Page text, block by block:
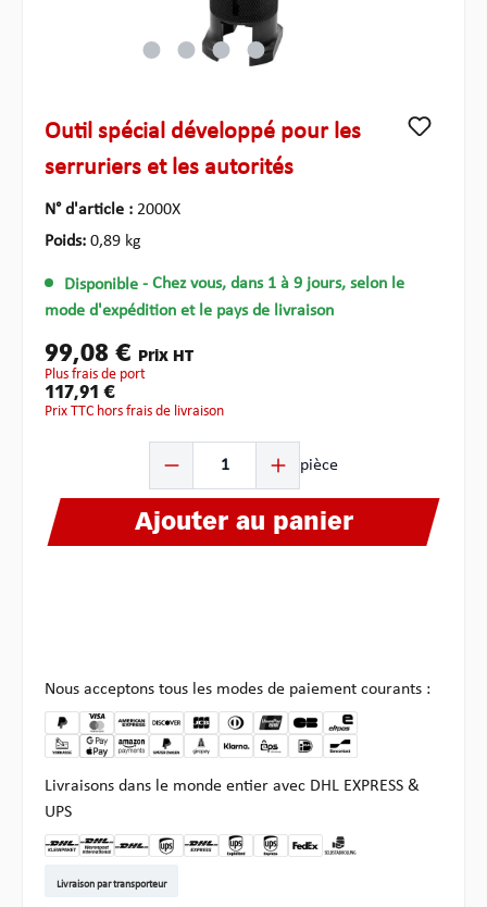
Outil spécial développé pour les
serruriers et les autorités
N° d'article : 2000X
Poids: 0,89 kg
Disponible - Chez vous, dans 1 à 9 jours, selon le
mode d'expédition et le pays de livraison
99,08 € Prix HT
plus frais de port
117,91 €
Prix TTC hors frais de livraison
pièce
Ajouter au panier
Nous acceptons tous les modes de paiement courants :
Livraisons dans le monde entier avec DHL EXPRESS &
UPS
Livraison par transporteur